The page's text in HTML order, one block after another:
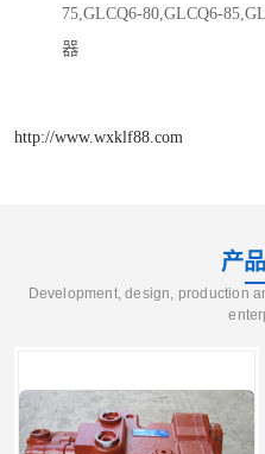
75,GLCQ6-80,GLCQ6-
器
http://www.wxklf88.com
产
Development, design, production